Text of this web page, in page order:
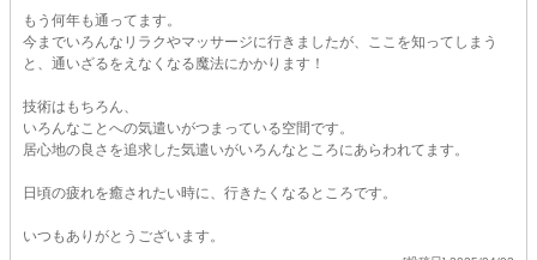
もう何年も通ってます。
今までいろんなリラクやマッサージに行きましたが、ここを知ってしまう
と、通いざるをえなくなる魔法にかかります！
技術はもちろん、
いろんなことへの気遣いがつまっている空間です。
居心地の良さを追求した気遣いがいろんなところにあらわれてます。
日頃の疲れを癒されたい時に、行きたくなるところです。
いつもありがとうございます。